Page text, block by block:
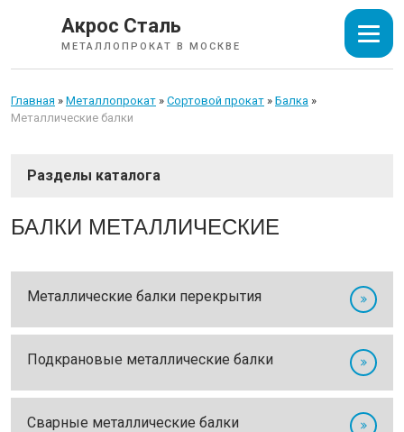
Акрос Сталь
МЕТАЛЛОПРОКАТ В МОСКВЕ
Главная » Металлопрокат » Сортовой прокат » Балка »
Металлические балки
СОРТОВОЙ ПРОКАТ
Швеллер
Уголок
БАЛКИ МЕТАЛЛИЧЕСКИЕ
Металлические балки перекрытия
Подкрановые металлические балки
Сварные металлические балки